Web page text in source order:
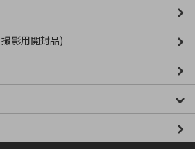
影用開封品)